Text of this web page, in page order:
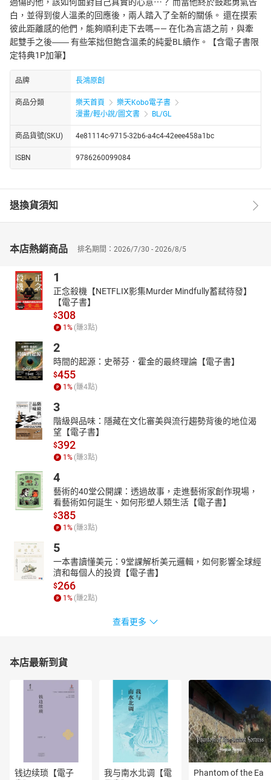
白，並得到俊人溫柔的回應後，兩人踏入了全新的關係。 還在摸索
彼此距離感的他們，能夠順利走下去嗎—— 在化為言語之前，與牽
起雙手之後―― 有些笨拙但飽含溫柔的純愛BL續作。【含電子書限
定特典1P加筆】
品牌 長鴻原創
商品分類 樂天首頁
樂天Kobo電子書
漫畫/輕小說/圖文書
BL/GL
商品貨號(SKU) 4e81114c-9715-32b6-a4c4-42eee458a1bc
ISBN 9786260099084
退換貨須知
本店熱銷商品 排名期間：2026/7/30 - 2026/8/5
1
正念殺機【NETFLIX影集Murder Mindfully蓄弒待發】
【電子書】
$308
1% (賺3點)
2
時間的起源：史蒂芬．霍金的最終理論【電子書】
$455
1% (賺4點)
3
階級與品味：隱藏在文化審美與流行趨勢背後的地位渴
望【電子書】
$392
1% (賺3點)
4
藝術的40堂公開課：透過故事，走進藝術家創作現場，
看藝術如何誕生、如何形塑人類生活【電子書】
$385
1% (賺3點)
5
一本書讀懂美元：9堂課解析美元邏輯，如何影響全球經
濟和每個人的投資【電子書】
$266
1% (賺2點)
查看更多
本店最新到貨
钱边续琐【電子
我与南水北调【電
Phantom of the Ea